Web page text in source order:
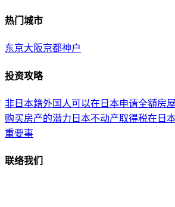
热门城市
东京大阪京都神户
投资攻略
非日本籍外国人可以在日本申请全額房
购买房产的潜力 日本不动产取得税在日
重要事
联络我们